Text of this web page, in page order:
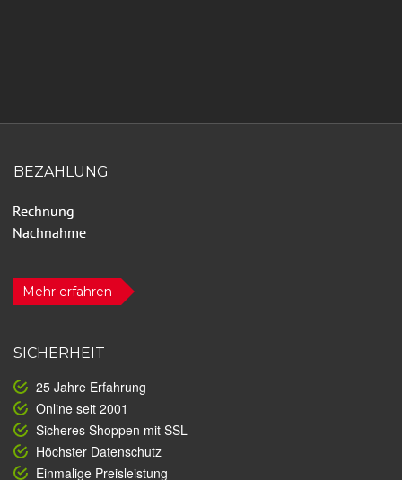
BEZAHLUNG
Mehr erfahren
SICHERHEIT
25 Jahre Erfahrung
Online seit 2001
Sicheres Shoppen mit SSL
Höchster Datenschutz
Einmalige Preisleistung